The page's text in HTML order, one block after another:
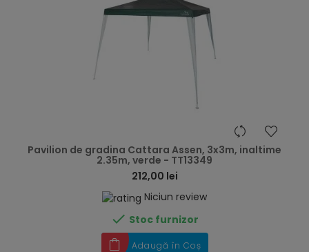
Pavilion de gradina Cattara Assen, 3x3m, inaltime
2.35m, verde - TT13349
212,00 lei
Niciun review
 Stoc furnizor
Adaugă în Coș